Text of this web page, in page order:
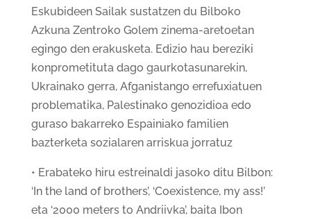
Eskubideen Sailak sustatzen du Bilboko
Azkuna Zentroko Golem zinema-aretoetan
egingo den erakusketa. Edizio hau bereziki
konprometituta dago gaurkotasunarekin,
Ukrainako gerra, Afganistango errefuxiatuen
problematika, Palestinako genozidioa edo
guraso bakarreko Espainiako familien
bazterketa sozialaren arriskua jorratuz
• Erabateko hiru estreinaldi jasoko ditu Bilbon:
‘In the land of brothers’, ‘Coexistence, my ass!’
eta ‘2000 meters to Andriivka’, baita Ibon